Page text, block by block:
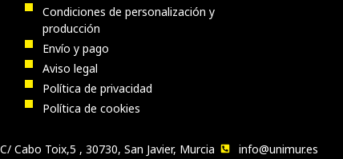
Condiciones de personalización y
producción
Envío y pago
Aviso legal
Política de privacidad
Política de cookies
Cabo Toix,5 , 30730, San Javier, Murcia
info@unimur.es